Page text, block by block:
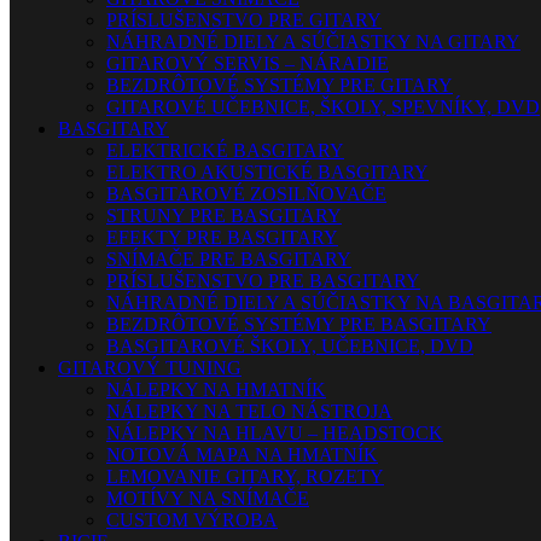
PRÍSLUŠENSTVO PRE GITARY
NÁHRADNÉ DIELY A SÚČIASTKY NA GITARY
GITAROVÝ SERVIS – NÁRADIE
BEZDRÔTOVÉ SYSTÉMY PRE GITARY
GITAROVÉ UČEBNICE, ŠKOLY, SPEVNÍKY, DVD
BASGITARY
ELEKTRICKÉ BASGITARY
ELEKTRO AKUSTICKÉ BASGITARY
BASGITAROVÉ ZOSILŇOVAČE
STRUNY PRE BASGITARY
EFEKTY PRE BASGITARY
SNÍMAČE PRE BASGITARY
PRÍSLUŠENSTVO PRE BASGITARY
NÁHRADNÉ DIELY A SÚČIASTKY NA
BEZDRÔTOVÉ SYSTÉMY PRE BASGITARY
BASGITAROVÉ ŠKOLY, UČEBNICE, DVD
GITAROVÝ TUNING
NÁLEPKY NA HMATNÍK
NÁLEPKY NA TELO NÁSTROJA
NÁLEPKY NA HLAVU – HEADSTOCK
NOTOVÁ MAPA NA HMATNÍK
LEMOVANIE GITARY, ROZETY
MOTÍVY NA SNÍMAČE
CUSTOM VÝROBA